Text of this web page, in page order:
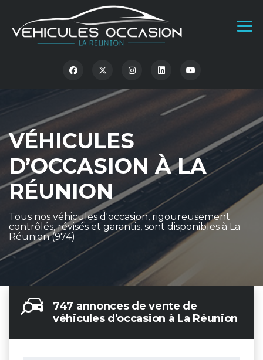
VÉHICULES
D’OCCASION À LA
RÉUNION
Tous nos véhicules d'occasion, rigoureusement
contrôlés, révisés et garantis, sont disponibles à La
Réunion (974)
747 annonces de vente de
véhicules d'occasion à La Réunion